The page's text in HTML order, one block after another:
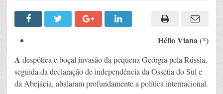
DE
PUTIN
Hélio Viana (*)
A despótica e boçal invasão da pequena Geórgia pela Rússia,
seguida da declaração de independência da Ossétia do Sul e
da Abejácia, abalaram profundamente a política internacional.